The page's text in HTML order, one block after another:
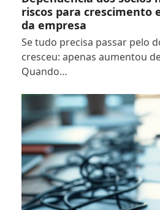
riscos para crescimento
da empresa
Se tudo precisa passar pelo
cresceu: apenas aumentou
Quando…